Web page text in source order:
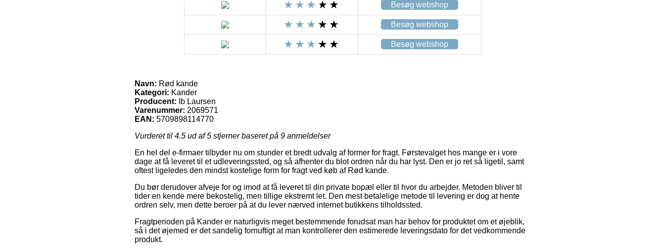
Besøg webshop
Besøg webshop
Besøg webshop
Navn: Rød kande
Kategori: Kander
Producent:
Ib Laursen
Varenummer: 2069571
EAN: 5709898114770
Vurderet til 4.5 ud af 5 stjerner baseret på 9 anmeldelser
En hel del e-firmaer tilbyder nu om stunder et bredt udvalg af former for fragt. Førstevalget hos mange er i vore
dage at få leveret til et udleveringssted, og så afhenter du blot ordren når du har lyst. Den er jo ret så ligetil, samt
oftest ligeledes den mindst kostelige form for fragt ved køb af Rød kande.
Du bør derudover afveje for og imod at få leveret til din private bopæl eller til hvor du arbejder. Metoden bliver til
tider en kende mere bekostelig, men tillige ekstremt let. Den mest betalelige metode til levering er dog at hente
ordren selv, men dette beroer på at du lever nærved internet butikkens tilholdssted.
Fragtperioden på Kander er naturligvis meget bestemmende forudsat man har behov for produktet om et øjeblik,
så i det øjemed er det sandelig fornuftigt at man kontrollerer den estimerede leveringsdato for det vedkommende
produkt.